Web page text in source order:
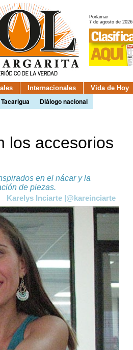
Porlamar
7 de agosto de 2026
Internacionales Vida de Hoy
Tacarigua Diálogo nacional
los accesorios
en el nácar y la
de piezas.
Karelys Inciarte |@kareinciarte